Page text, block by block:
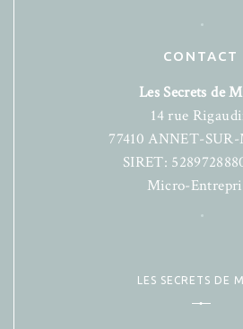
CONTACT
Les Secrets de
14 rue
77410 ANNET-
SIRET:
Micro-
LES SECRETS DE